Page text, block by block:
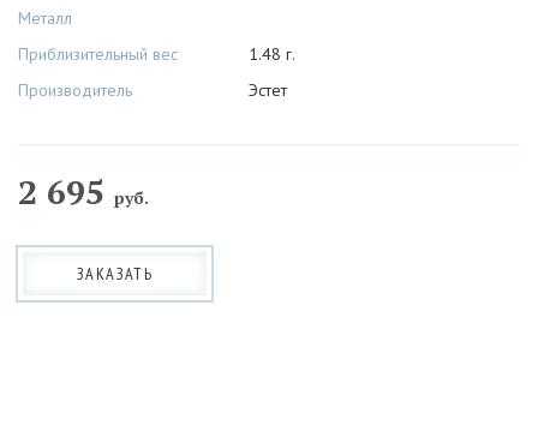
Металл
Приблизительный вес
Производитель
1.48 г.
Эстет
2 695 руб.
ЗАКАЗАТЬ